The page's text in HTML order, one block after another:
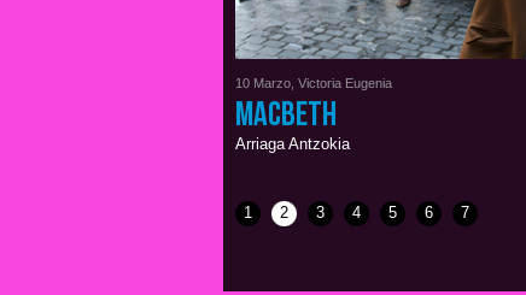
10 Marzo, Victoria Eugenia
Macbeth
Arriaga Antzokia
1 2 3 4 5 6 7